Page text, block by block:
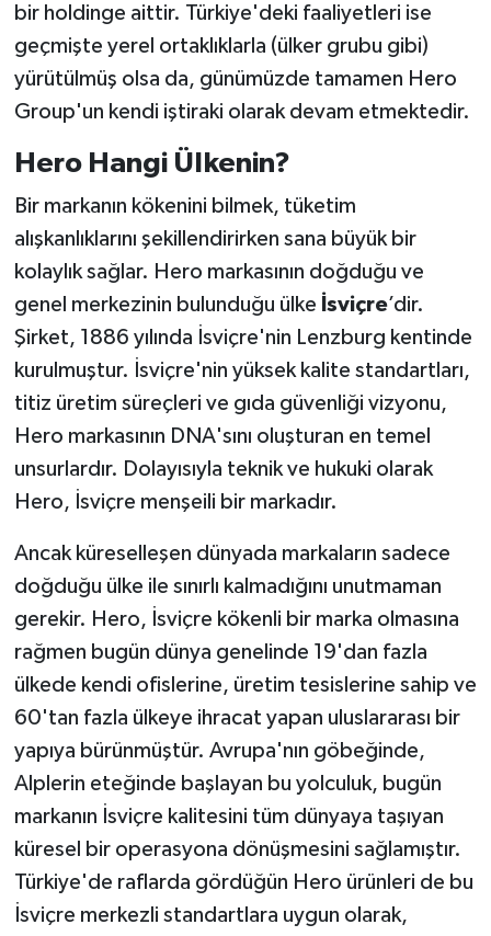
bir holdinge aittir. Türkiye'deki faaliyetleri ise
geçmişte yerel ortaklıklarla (ülker grubu gibi)
yürütülmüş olsa da, günümüzde tamamen Hero
Group'un kendi iştiraki olarak devam etmektedir.
Hero Hangi Ülkenin?
Bir markanın kökenini bilmek, tüketim
alışkanlıklarını şekillendirirken sana büyük bir
kolaylık sağlar. Hero markasının doğduğu ve
genel merkezinin bulunduğu ülke İsviçre’dir.
Şirket, 1886 yılında İsviçre'nin Lenzburg kentinde
kurulmuştur. İsviçre'nin yüksek kalite standartları,
titiz üretim süreçleri ve gıda güvenliği vizyonu,
Hero markasının DNA'sını oluşturan en temel
unsurlardır. Dolayısıyla teknik ve hukuki olarak
Hero, İsviçre menşeili bir markadır.
Ancak küreselleşen dünyada markaların sadece
doğduğu ülke ile sınırlı kalmadığını unutmaman
gerekir. Hero, İsviçre kökenli bir marka olmasına
rağmen bugün dünya genelinde 19'dan fazla
ülkede kendi ofislerine, üretim tesislerine sahip ve
60'tan fazla ülkeye ihracat yapan uluslararası bir
yapıya bürünmüştür. Avrupa'nın göbeğinde,
Alplerin eteğinde başlayan bu yolculuk, bugün
markanın İsviçre kalitesini tüm dünyaya taşıyan
küresel bir operasyona dönüşmesini sağlamıştır.
Türkiye'de raflarda gördüğün Hero ürünleri de bu
İsviçre merkezli standartlara uygun olarak,